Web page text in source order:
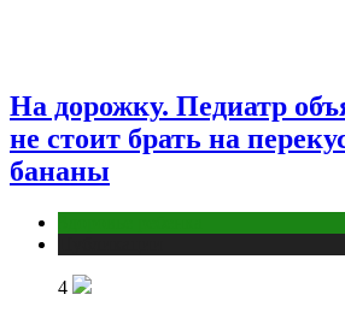
На дорожку. Педиатр
не стоит брать на
бананы
4